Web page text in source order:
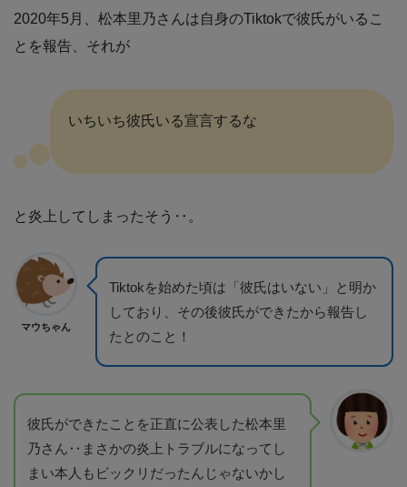
2020年5月、松本里乃さんは自身のTiktokで彼氏がいるこ
とを報告、それが
いちいち彼氏いる宣言するな
と炎上してしまったそう‥。
マウちゃん
Tiktokを始めた頃は「彼氏はいない」と明か
しており、その後彼氏ができたから報告し
たとのこと！
彼氏ができたことを正直に公表した松本里
乃さん‥まさかの炎上トラブルになってし
まい本人もビックリだったんじゃないかし